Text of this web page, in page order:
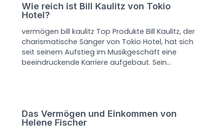
Wie reich ist Bill Kaulitz von Tokio
Hotel?
vermögen bill kaulitz Top Produkte Bill Kaulitz, der
charismatische Sänger von Tokio Hotel, hat sich
seit seinem Aufstieg im Musikgeschäft eine
beeindruckende Karriere aufgebaut. Sein…
Das Vermögen und Einkommen von
Helene Fischer